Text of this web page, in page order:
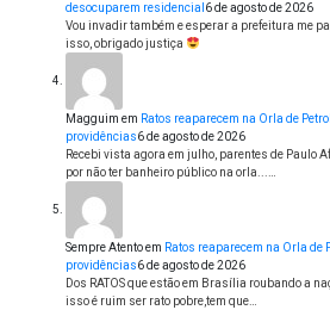
desocuparem residencial 6 de agosto de 2026
Vou invadir também e esperar a prefeitura me
isso, obrigado justiça
Magguim em Ratos reaparecem na Orla de
providências6 de agosto de 2026
Recebi vista agora em julho, parentes de Paulo
por não ter banheiro público na orla...…
Sempre Atentoem Ratos reaparecem na Orla de
providências6 de agosto de 2026
Dos RATOS que estão em Brasília roubando a
isso é ruim ser rato pobre,tem que…